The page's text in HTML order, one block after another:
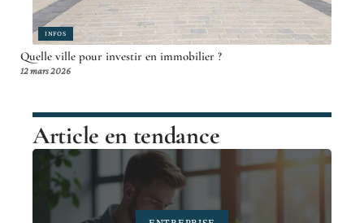
INFOS
Quelle ville pour investir en immobilier ?
12 mars 2026
Article en tendance